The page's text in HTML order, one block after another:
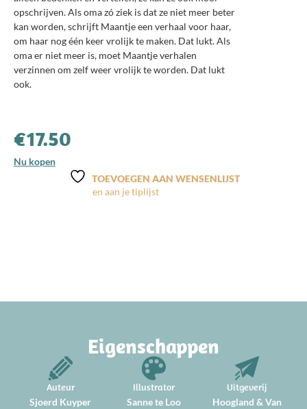
opschrijven. Als oma zó ziek is dat ze niet meer beter
kan worden, schrijft Maantje een verhaal voor haar,
om haar nog één keer vrolijk te maken. Dat lukt. Als
oma er niet meer is, moet Maantje verhalen
verzinnen om zelf weer vrolijk te worden. Dat lukt
ook.
€17.50
Nu kopen
TOEVOEGEN AAN WENSENLIJST
Eigenschappen
Auteur
Sjoerd Kuyper
Illustrator
Sanne te Loo
Uitgeverij
Hoogland & Van